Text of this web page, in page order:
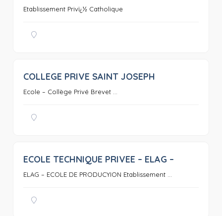
Etablissement Privï¿½ Catholique
COLLEGE PRIVE SAINT JOSEPH
Ecole – Collège Privé Brevet ...
ECOLE TECHNIQUE PRIVEE – ELAG –
ELAG – ECOLE DE PRODUCYION Etablissement ...